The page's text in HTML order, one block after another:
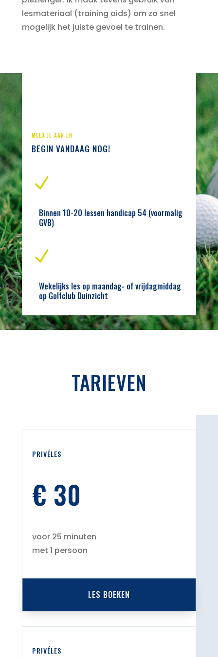
lesmateriaal (training aids) om zo snel
mogelijk het juiste gevoel te trainen.
MELD JE AAN EN
BEGIN VANDAAG NOG!
N
Binnen 10-20 lessen handicap 54 (voormalig
GVB)
N
Wekelijks les op maandag- of vrijdagmiddag
op Golfclub Duinzicht
TARIEVEN
PRIVÉLES
€ 30
voor 25 minuten
met 1 persoon
LES BOEKEN
PRIVÉLES